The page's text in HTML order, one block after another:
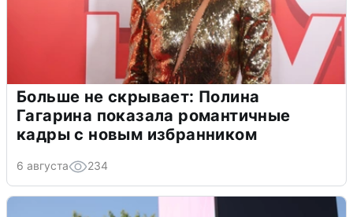
Больше не скрывает: Полина
Гагарина показала романтичные
кадры с новым избранником
6 августа 234